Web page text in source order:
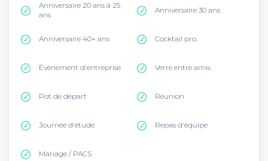
Anniversaire 20 ans à 25
ans
Anniversaire 30 ans
Anniversaire 40+ ans Cocktail pro.
Évènement d'entreprise Verre entre amis
Pot de départ Réunion
Journée d'étude Repas d'équipe
Mariage / PACS